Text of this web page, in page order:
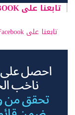
تابعنا على FACEBOOK
تابعنا على Facebook